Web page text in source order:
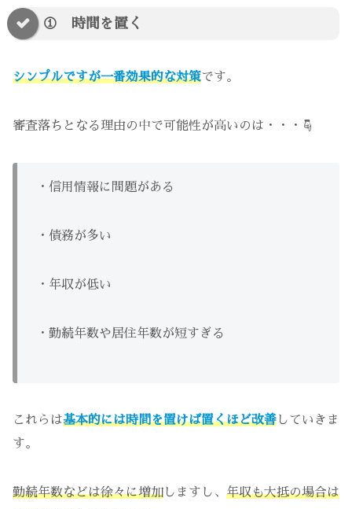
① 時間を置く
シンプルですが一番効果的な対策です。
審査落ちとなる理由の中で可能性が高いのは・・・☟
・信用情報に問題がある
・債務が多い
・年収が低い
・勤続年数や居住年数が短すぎる
これらは基本的には時間を置けば置くほど改善 していきま
す。
勤続年数などは徐々に増加 しますし、 年収も大抵の場合は